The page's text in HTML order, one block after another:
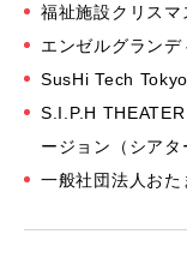
福祉施設クリスマ
エンゼルグランデ
SusHi Tech
S.I.P.H
ージョン（シアタ
一般社団法人おた